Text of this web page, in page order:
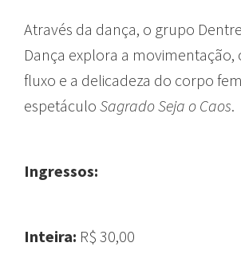
Através da dança, o grupo
Dança explora a movimentação,
fluxo e a delicadeza do corpo
espetáculo Sagrado Seja o Caos.
Ingressos:
Inteira: R$ 30,00